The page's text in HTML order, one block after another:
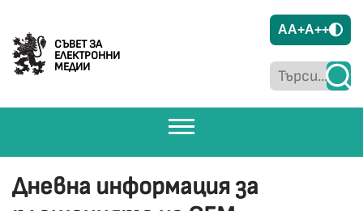
СЪВЕТ ЗА
ЕЛЕКТРОННИ
МЕДИИ
AA+A++
Дневна информация за